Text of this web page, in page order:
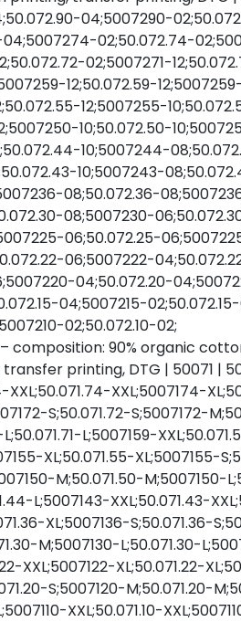
04;5007290-
02;50.072.74-
02;5007271-
12;50.072.59-
12;5007255-
10;50.072.50-
10;5007244-
10;5007243-
08;50.072.36-
08;5007230-
06;50.072.25-
06;5007222-
04;50.072.20-
04;5007215-
02;50.072.10-02;
90% organic
printing, DTG | 50071 |
XXL;5007174-
S;50.071.72-S;5007172-
L;5007159-
XL;50.071.55-XL;5007155-
M;50.071.50-
L;5007143-XXL;50.071.43-
XL;5007136-S;50.071.36-
M;5007130-L;50.071.30-
XXL;5007122-XL;50.071.22-
S;5007120-M;50.071.20-
XXL;50.071.10-